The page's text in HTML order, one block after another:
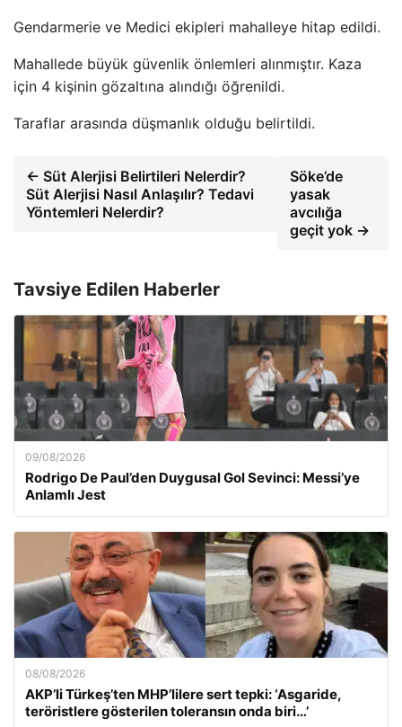
Gendarmerie ve Medici ekipleri mahalleye hitap edildi.
Mahallede büyük güvenlik önlemleri alınmıştır. Kaza
için 4 kişinin gözaltına alındığı öğrenildi.
Taraflar arasında düşmanlık olduğu belirtildi.
← Süt Alerjisi Belirtileri Nelerdir?
Süt Alerjisi Nasıl Anlaşılır? Tedavi
Yöntemleri Nelerdir?
Söke’de
yasak
avcılığa
geçit yok →
Tavsiye Edilen Haberler
09/08/2026
Rodrigo De Paul’den Duygusal Gol Sevinci: Messi’ye
Anlamlı Jest
08/08/2026
AKP’li Türkeş’ten MHP’lilere sert tepki: ‘Asgaride,
teröristlere gösterilen toleransın onda biri…’